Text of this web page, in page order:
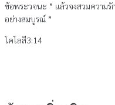
ไม่
รวม
รายการ)
ข้อพระวจนะ ” แล้วจงสวมความ
อย่างสมบูรณ์ ”
โคโลสี3:14